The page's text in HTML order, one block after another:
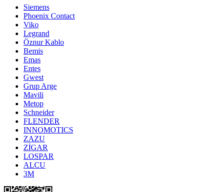
Siemens
Phoenix Contact
Viko
Legrand
Öznur Kablo
Bemis
Emas
Entes
Gwest
Grup Arge
Mavili
Metop
Schneider
FLENDER
INNOMOTICS
ZAZU
ZİGAR
LOSPAR
ALCU
3M